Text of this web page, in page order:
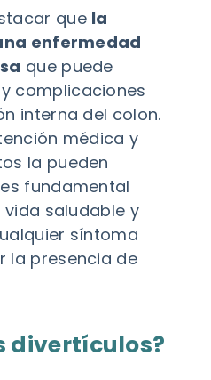
que la
enfermedad
que puede
complicaciones
interna del colon.
médica y
la pueden
fundamental
saludable y
síntoma
la presencia de
divertículos?